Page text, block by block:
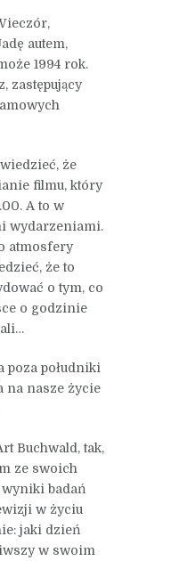
autem,
1994 rok.
zastępujący
że
filmu, który
A to w
wydarzeniami.
atmosfery
że to
o tym, co
o godzinie
poza południki
na nasze życie
Buchwald, tak,
ze swoich
badań
w życiu
jaki dzień
w swoim